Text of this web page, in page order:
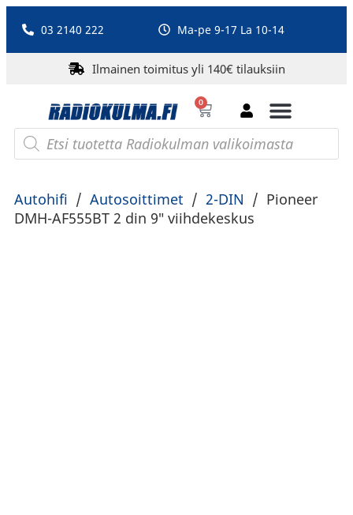
03 2140 222 Ma-pe 9-17 La 10-14
Ilmainen toimitus yli 140€ tilauksiin
0
Autohifi / Autosoittimet / 2-DIN / Pioneer
DMH-AF555BT 2 din 9″ viihdekeskus